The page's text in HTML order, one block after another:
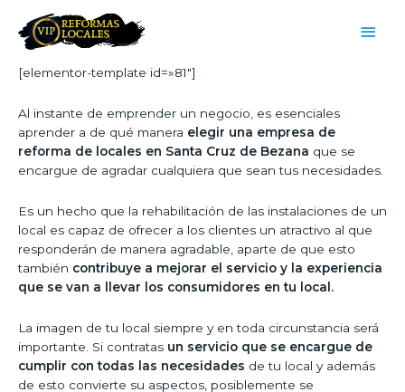
[elementor-template id=»81″]
Al instante de emprender un negocio, es esenciales
aprender a de qué manera elegir una empresa de
reforma de locales en Santa Cruz de Bezana que se
encargue de agradar cualquiera que sean tus necesidades.
Es un hecho que la rehabilitación de las instalaciones de un
local es capaz de ofrecer a los clientes un atractivo al que
responderán de manera agradable, aparte de que esto
también contribuye a mejorar el servicio y la experiencia
que se van a llevar los consumidores en tu local.
La imagen de tu local siempre y en toda circunstancia será
importante. Si contratas un servicio que se encargue de
cumplir con todas las necesidades de tu local y además
de esto convierte su aspectos, posiblemente se